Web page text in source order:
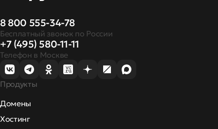
8 800 555-34-78
Бесплатный звонок по России
+7 (495) 580-11-11
Телефон в Москве
Продукты
Домены
Хостинг